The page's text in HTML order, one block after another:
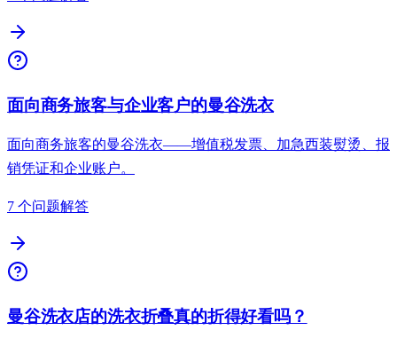
面向商务旅客与企业客户的曼谷洗衣
面向商务旅客的曼谷洗衣——增值税发票、加急西装熨烫、报
销凭证和企业账户。
7 个问题解答
曼谷洗衣店的洗衣折叠真的折得好看吗？